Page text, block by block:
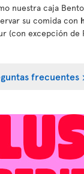
nuestra caja
su comida con
(con excepción de
frecuentes